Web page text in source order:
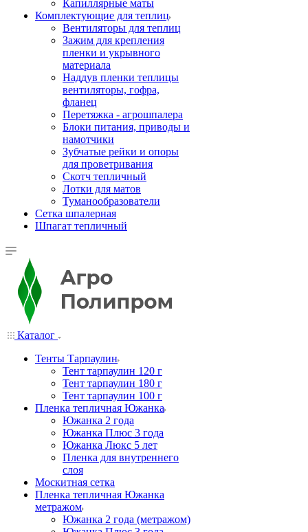
Капиллярные маты
Комплектующие для теплиц
Вентиляторы для теплиц
Зажим для крепления
пленки и укрывного
материала
Наддув пленки теплицы
вентиляторы, гофра,
фланец
Перетяжка - агрошпалера
Блоки питания, приводы и
намотчики
Зубчатые рейки и опоры
для проветривания
Скотч тепличный
Лотки для матов
Туманообразователи
Сетка шпалерная
Шпагат тепличный
Каталог
Тенты Тарпаулин
Тент тарпаулин 120 г
Тент тарпаулин 180 г
Тент тарпаулин 100 г
Пленка тепличная Южанка
Южанка 2 года
Южанка Плюс 3 года
Южанка Люкс 5 лет
Пленка для внутреннего
слоя
Москитная сетка
Пленка тепличная Южанка
метражом
Южанка 2 года (метражом)